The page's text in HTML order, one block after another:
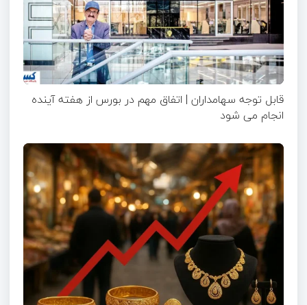
قابل توجه سهامداران | اتفاق مهم در بورس از هفته آینده
انجام می شود